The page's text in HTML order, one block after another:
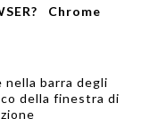
Chrome
nella barra degli
della finestra di